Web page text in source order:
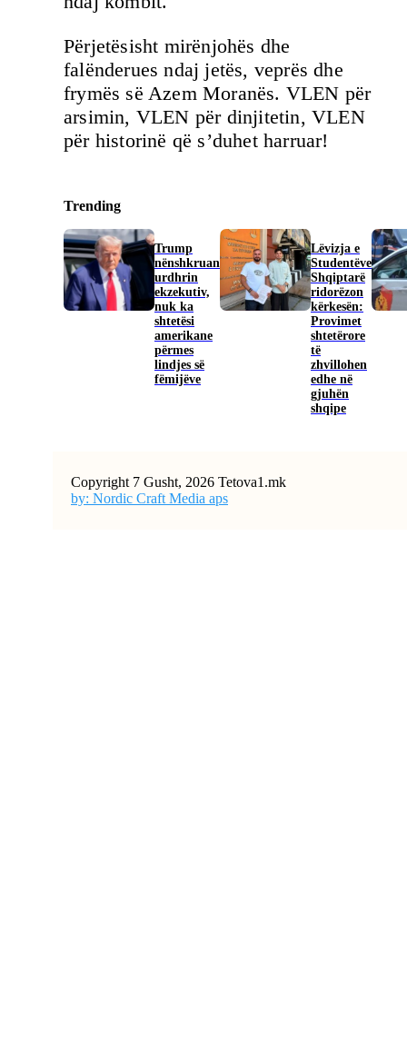
Përjetësisht mirënjohës dhe
falënderues ndaj jetës, veprës dhe
frymës së Azem Moranës. VLEN për
arsimin, VLEN për dinjitetin, VLEN
për historinë që s’duhet harruar!
Trending
Trump
nënshkruan
urdhrin
ekzekutiv,
nuk ka
shtetësi
amerikane
përmes
lindjes së
fëmijëve
Lëvizja e
Studentëve
Shqiptarë
ridorëzon
kërkesën:
Provimet
shtetërore
të
zhvillohen
edhe në
gjuhën
shqipe
Copyright 7 Gusht, 2026 Tetova1.mk
by: Nordic Craft Media aps